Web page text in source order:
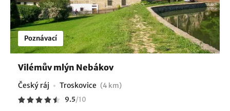
Poznávací
Vilémův mlýn Nebákov
Český ráj Troskovice (4 km)
9.5/10